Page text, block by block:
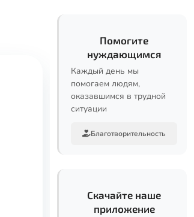
Помогите
нуждающимся
Каждый день мы
помогаем людям,
оказавшимся в трудной
ситуации
Благотворительность
Скачайте наше
приложение